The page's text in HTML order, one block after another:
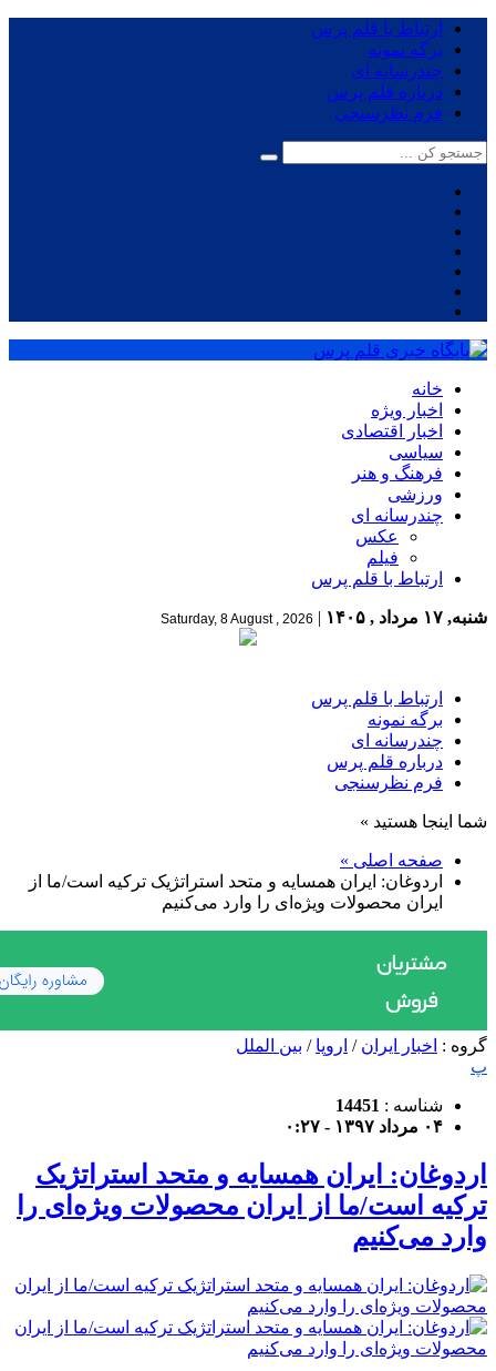
ارتباط با قلم پرس
برگه نمونه
چندرسانه ای
درباره قلم پرس
فرم نظرسنجی
خانه
اخبار ویژه
اخبار اقتصادی
سیاسی
فرهنگ و هنر
ورزشی
چندرسانه ای
عکس
فیلم
ارتباط با قلم پرس
شنبه, ۱۷ مرداد , ۱۴۰۵ |
Saturday, 8 August , 2026
ارتباط با قلم پرس
برگه نمونه
چندرسانه ای
درباره قلم پرس
فرم نظرسنجی
شما اینجا هستید »
صفحه اصلی »
اردوغان: ایران همسایه و متحد استراتژیک ترکیه است/ما از
ایران محصولات ویژه‌ای را وارد می‌کنیم
گروه : اخبار ایران / اروپا / بین الملل
پ
شناسه : 14451
۰۴ مرداد ۱۳۹۷ - ۰:۲۷
اردوغان: ایران همسایه و متحد استراتژیک
ترکیه است/ما از ایران محصولات ویژه‌ای را
وارد می‌کنیم